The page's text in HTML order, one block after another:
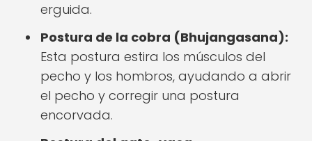
erguida.
Postura de la cobra (Bhujangasana):
Esta postura estira los músculos del
pecho y los hombros, ayudando a abrir
el pecho y corregir una postura
encorvada.